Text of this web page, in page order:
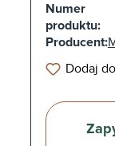
Numer
produktu:
Producent:
Dodaj